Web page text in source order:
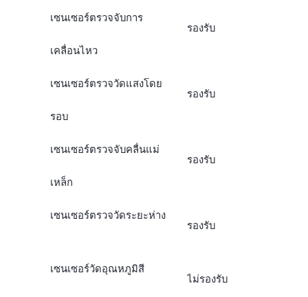
เซนเซอร์ตรวจจับการ
เคลื่อนไหว
รองรับ
เซนเซอร์ตรวจวัดแสงโดย
รอบ
รองรับ
เซนเซอร์ตรวจจับคลื่นแม่
เหล็ก
รองรับ
เซนเซอร์ตรวจวัดระยะห่าง
รองรับ
เซนเซอร์วัดอุณหภูมิสี
ไม่รองรับ